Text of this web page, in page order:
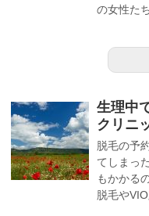
の女性た
生理中
クリニ
脱毛の予
てしまっ
もかかる
脱毛やVIO